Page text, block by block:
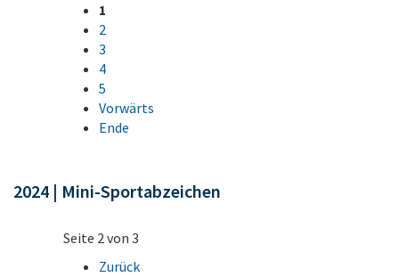
1
2
3
4
5
Vorwärts
Ende
2024 | Mini-Sportabzeichen
Seite 2 von 3
Zurück